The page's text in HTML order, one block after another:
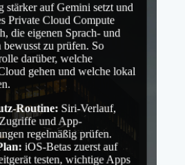
stärker auf Gemini setzt und
Private Cloud Compute
die eigenen Sprach- und
zu prüfen. So
darüber, welche
gehen und welche lokal
Routine: Siri-Verlauf,
und App-
regelmäßig prüfen.
iOS-Betas zuerst auf
testen, wichtige Apps